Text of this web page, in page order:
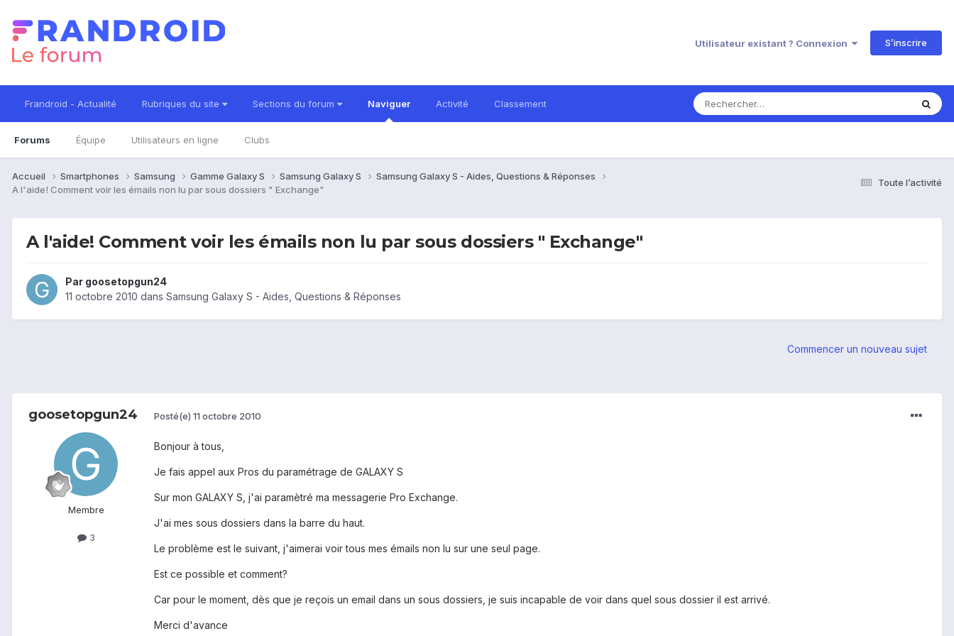
Utilisateur existant ? Connexion S’inscrire
Frandroid - Actualité Rubriques du site Sections du forum Naviguer
Forums Équipe Utilisateurs en ligne Clubs
Activité Classement
Toute l’activité
Accueil Smartphones Samsung Gamme Galaxy S Samsung Galaxy S
Samsung Galaxy S - Aides, Questions & Réponses
A l'aide! Comment voir les émails non lu par sous dossiers " Exchange"
A l'aide! Comment voir les émails non lu par sous dossiers " Exchange"
Par goosetopgun24
11 octobre 2010 dans Samsung Galaxy S - Aides, Questions & Réponses
Commencer un nouveau sujet
goosetopgun24
Membre
3
Posté(e) 11 octobre 2010
Bonjour à tous,
Je fais appel aux Pros du paramétrage de GALAXY S
Sur mon GALAXY S, j'ai paramètré ma messagerie Pro Exchange.
J'ai mes sous dossiers dans la barre du haut.
Le problème est le suivant, j'aimerai voir tous mes émails non lu sur une seul page.
Est ce possible et comment?
Car pour le moment, dès que je reçois un email dans un sous dossiers, je suis incapable de voir dans quel sous dossier il est arrivé.
Merci d'avance